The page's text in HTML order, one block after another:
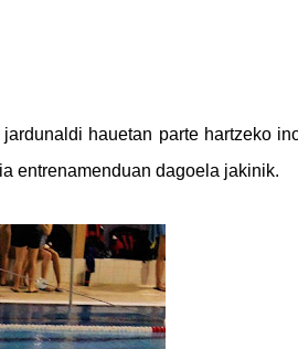
hauetan parte hartzeko
entrenamenduan dagoela jakinik.